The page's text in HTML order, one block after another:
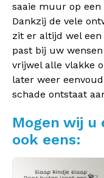
saaie muur op
Dankzij de vele
zit er altijd wel
past bij uw
vrijwel alle vlakke
later weer
schade ontstaat
Mogen wij u
ook eens: